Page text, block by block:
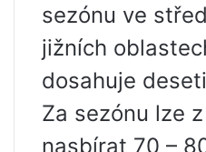
sezónu ve
jižních
dosahuje
Za sezónu lze
nasbírat 70 –